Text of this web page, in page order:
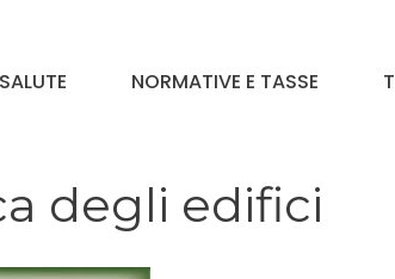
SALUTE NORMATIVE E TASSE
degli edifici